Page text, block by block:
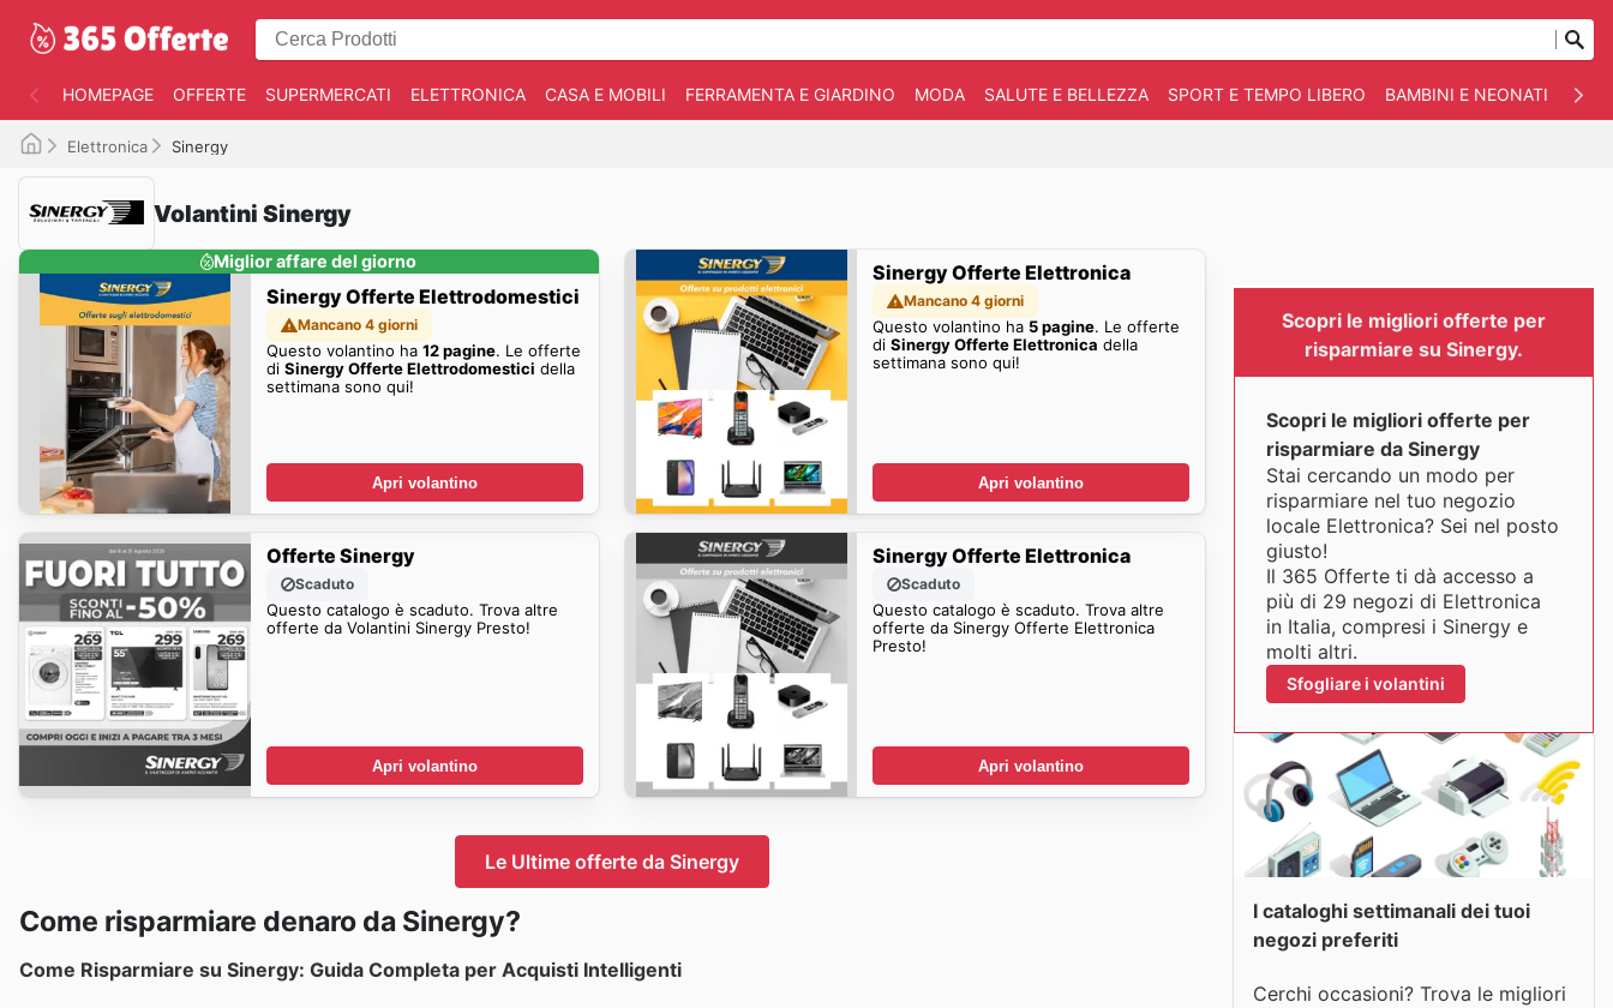
HOMEPAGE OFFERTE SUPERMERCATI ELETTRONICA CASA E MOBILI FERRAMENTA E GIARDINO MODA SALUTE E BELLEZZA SPORT E TEMPO LIBERO BAMBINI E NEONATI
Elettronica Sinergy
Volantini Sinergy
Miglior affare del giorno
Sinergy Offerte Elettrodomestici
Mancano 4 giorni
Questo volantino ha 12 pagine. Le offerte
di Sinergy Offerte Elettrodomestici della
settimana sono qui!
Apri volantino
Sinergy Offerte Elettronica
Mancano 4 giorni
Questo volantino ha 5 pagine. Le offerte
diSinergy Offerte Elettronica della
settimana sono qui!
Apri volantino
Offerte Sinergy
Scaduto
Questo catalogo è scaduto. Trova altre
offerte da Volantini Sinergy Presto!
Apri volantino
Sinergy Offerte Elettronica
Scaduto
Questo catalogo è scaduto. Trova altre
offerte da Sinergy Offerte Elettronica
Presto!
Apri volantino
Le Ultime offerte da Sinergy
Come risparmiare denaro da Sinergy?
Come Risparmiare su Sinergy: Guida Completa per Acquisti Intelligenti
Scopri le migliori offerte per
risparmiare su Sinergy.
Scopri le migliori offerte per
risparmiare da Sinergy
Stai cercando un modo per
risparmiare nel tuo negozio
locale Elettronica? Sei nel posto
giusto!
Il 365 Offerte ti dà accesso a
più di 29 negozi di Elettronica
in Italia, compresi i Sinergy e
molti altri.
Sfogliare i volantini
I cataloghi settimanali dei tuoi
negozi preferiti
Cerchi occasioni? Trova le migliori